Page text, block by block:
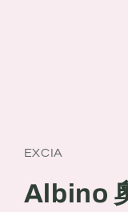
EXCIA
Albino